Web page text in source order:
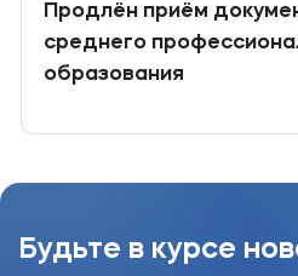
Продлён приём
среднего
образования
Будьте в курсе